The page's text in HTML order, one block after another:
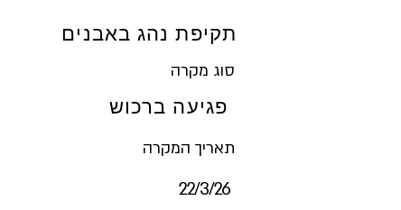
תקיפת נהג באבנים
סוג מקרה
פגיעה ברכוש
תאריך המקרה
26‏/3‏/22